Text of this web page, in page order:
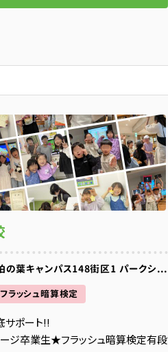
千葉県柏市若柴178番地4 柏の葉キャンパス148街区1 パークシティ柏の葉キャンパス ザ・ゲートタワーウェスト3F
フラッシュ暗算検定
サポート!!
ジ卒業生★フラッシュ暗算検定有段